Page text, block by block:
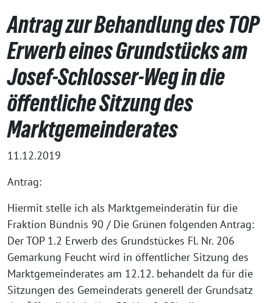
Antrag zur Behandlung des TOP
Erwerb eines Grundstücks am
Josef-Schlosser-Weg in die
öffentliche Sitzung des
Marktgemeinderates
11.12.2019
Antrag:
Hiermit stelle ich als Marktgemeinderätin für die
Fraktion Bündnis 90 / Die Grünen folgenden Antrag:
Der TOP 1.2 Erwerb des Grundstückes Fl. Nr. 206
Gemarkung Feucht wird in öffentlicher Sitzung des
Marktgemeinderates am 12.12. behandelt da für die
Sitzungen des Gemeinderats generell der Grundsatz